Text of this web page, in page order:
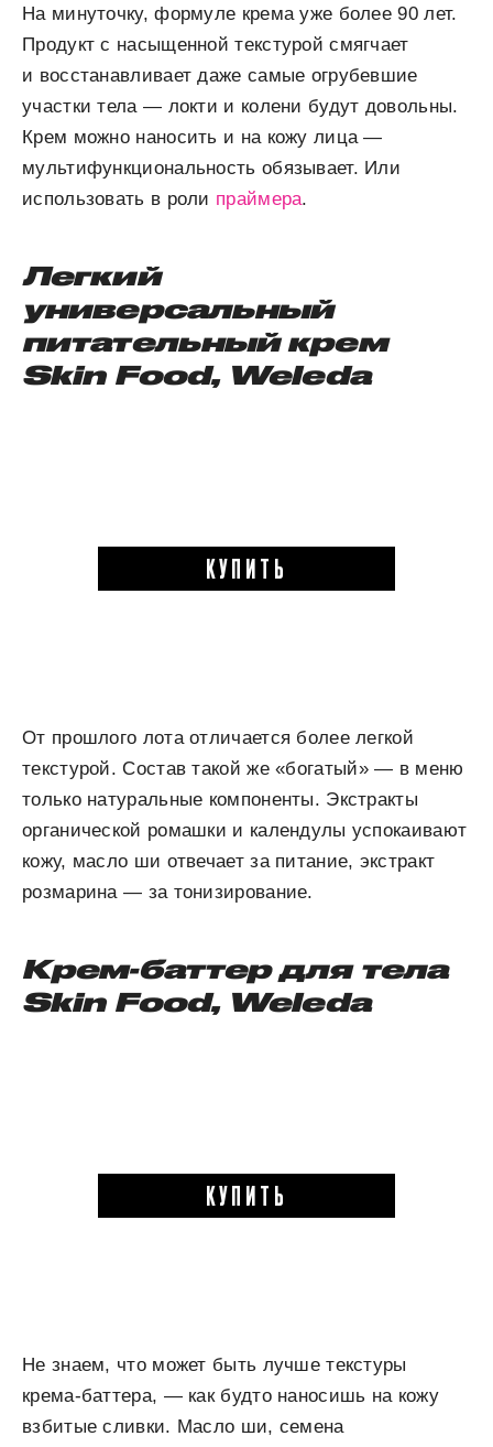
На минуточку, формуле крема уже более 90 лет.
Продукт с насыщенной текстурой смягчает
и восстанавливает даже самые огрубевшие
участки тела — локти и колени будут довольны.
Крем можно наносить и на кожу лица —
мультифункциональность обязывает. Или
использовать в роли праймера.
Легкий
универсальный
питательный крем
Skin Food, Weleda
КУПИТЬ
От прошлого лота отличается более легкой
текстурой. Состав такой же «богатый» — в меню
только натуральные компоненты. Экстракты
органической ромашки и календулы успокаивают
кожу, масло ши отвечает за питание, экстракт
розмарина — за тонизирование.
Крем-баттер для тела
Skin Food, Weleda
КУПИТЬ
Не знаем, что может быть лучше текстуры
крема-баттера, — как будто наносишь на кожу
взбитые сливки. Масло ши, семена